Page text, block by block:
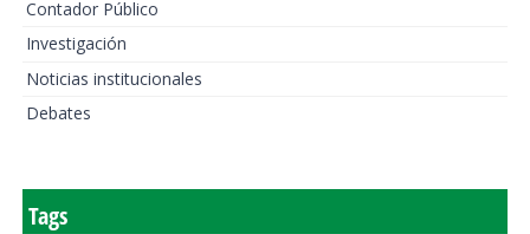
Contador Público
Investigación
Noticias institucionales
Debates
Tags